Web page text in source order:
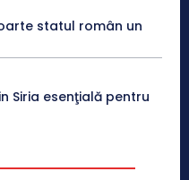
statul român un
Siria esenţială pentru